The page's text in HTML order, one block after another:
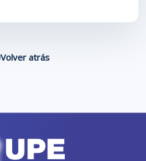
Volver atrás